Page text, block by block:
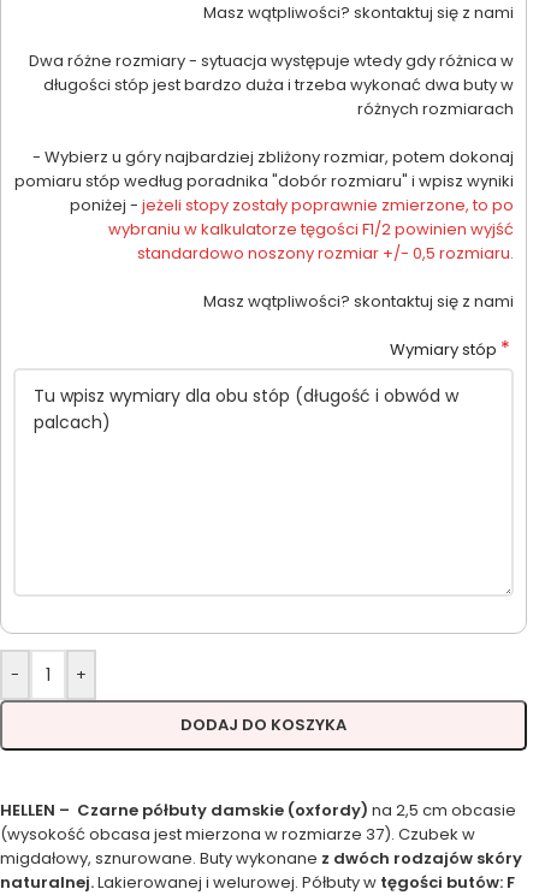
Masz wątpliwości? skontaktuj się z nami
Dwa różne rozmiary - sytuacja występuje wtedy gdy różnica w
długości stóp jest bardzo duża i trzeba wykonać dwa buty w
różnych rozmiarach
- Wybierz u góry najbardziej zbliżony rozmiar, potem dokonaj
pomiaru stóp według poradnika "dobór rozmiaru" i wpisz wyniki
poniżej - jeżeli stopy zostały poprawnie zmierzone, to po
wybraniu w kalkulatorze tęgości F1/2 powinien wyjść
standardowo noszony rozmiar +/- 0,5 rozmiaru.
Masz wątpliwości? skontaktuj się z nami
Wymiary stóp *
- +
DODAJ DO KOSZYKA
HELLEN – Czarne półbuty damskie (oxfordy) na 2,5 cm obcasie
(wysokość obcasa jest mierzona w rozmiarze 37). Czubek w
migdałowy, sznurowane. Buty wykonane z dwóch rodzajów skóry
naturalnej.Lakierowanej i welurowej. Półbuty w tęgości butów: F